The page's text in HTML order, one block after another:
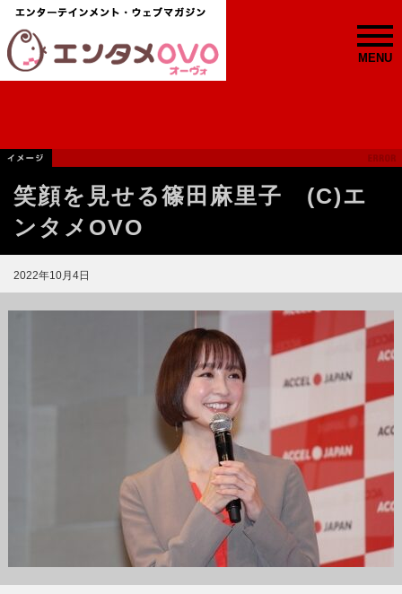
MENU
笑顔を見せる篠田麻里子 (C)エ
ンタメOVO
2022年10月4日